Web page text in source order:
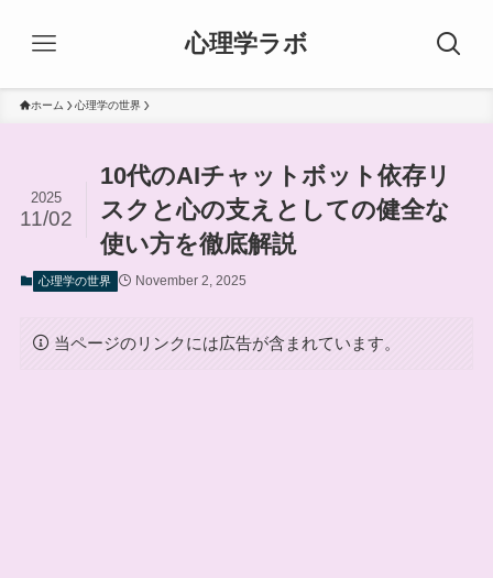
心理学ラボ
ホーム 心理学の世界
10代のAIチャットボット依存リ
スクと心の支えとしての健全な
使い方を徹底解説
2025
11/02
心理学の世界 November 2, 2025
当ページのリンクには広告が含まれています。